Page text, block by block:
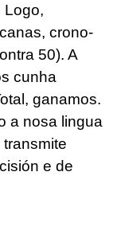
Logo,
crono-
50). A
cunha
ganamos.
a nosa lingua
e de